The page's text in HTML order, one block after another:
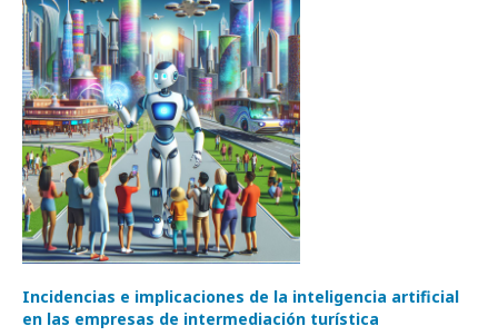
Incidencias e implicaciones de la inteligencia artificial
en las empresas de intermediación turística